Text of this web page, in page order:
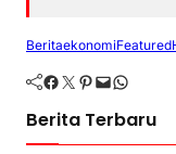
BeritaekonomiFeatured
Facebook Twitter Pinterest Mail WhatsApp
Berita Terbaru